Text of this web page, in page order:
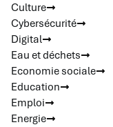
Culture
Cybersécurité
Digital
Eau et déchets
Economie sociale
Education
Emploi
Energie